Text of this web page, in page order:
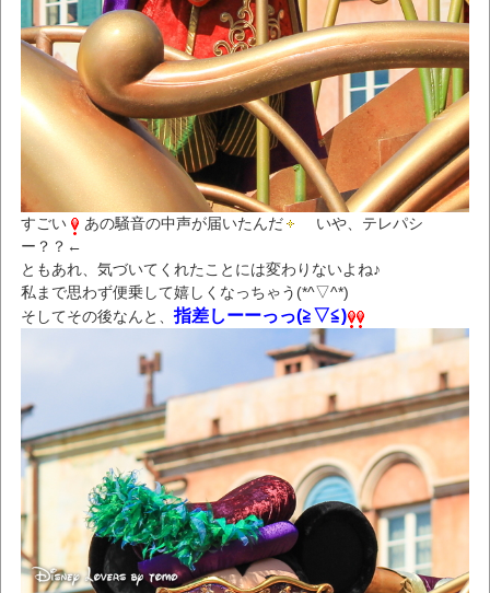
すごい あの騒音の中声が届いたんだ
いや、テレパシ
ー？？←
ともあれ、気づいてくれたことには変わりないよね♪
私まで思わず便乗して嬉しくなっちゃう(*^▽^*)
そしてその後なんと、指差しーーっっ(≧▽≦)